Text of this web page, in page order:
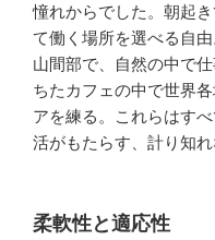
憧れからでした。朝起
て働く場所を選べる自
山間部で、自然の中で
ちたカフェの中で世界
アを練る。これらはす
活がもたらす、計り知れ
柔軟性と適応性